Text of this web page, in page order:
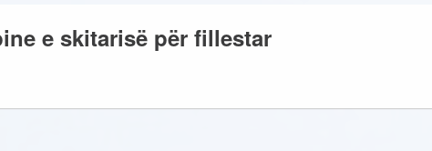
e skitarisë për fillestar